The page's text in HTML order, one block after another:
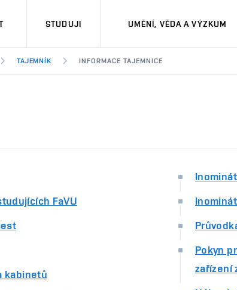
STUDUJI UMĚNÍ, VĚDA A VÝZKUM
TAJEMNÍK INFORMACE TAJEMNICE
FaVU
kabinetů
Pokyn
zařízení